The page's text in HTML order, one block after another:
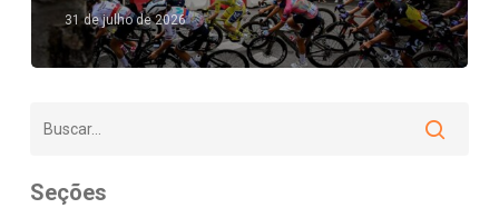
31 de julho de 2026
Seções